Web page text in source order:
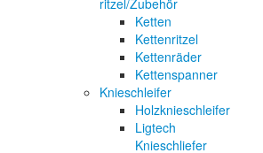
Ketten
Kettenritzel
Kettenräder
Kettenspanner
Knieschleifer
Holzknieschleifer
Ligtech
Knieschliefer